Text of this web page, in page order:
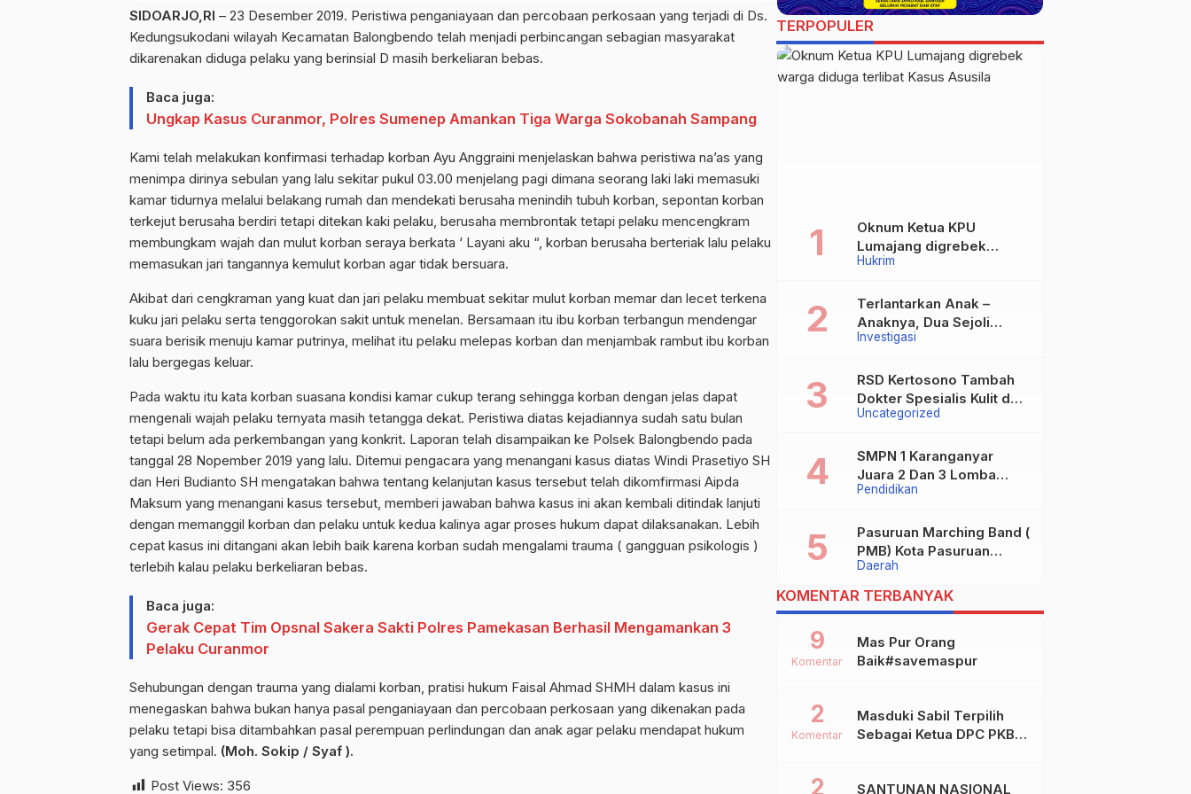
SIDOARJO,RI – 23 Desember 2019. Peristiwa penganiayaan dan percobaan perkosaan yang terjadi di Ds.
Kedungsukodani wilayah Kecamatan Balongbendo telah menjadi perbincangan sebagian masyarakat
dikarenakan diduga pelaku yang berinsial D masih berkeliaran bebas.
Baca juga:
Ungkap Kasus Curanmor, Polres Sumenep Amankan Tiga Warga Sokobanah Sampang
Kami telah melakukan konfirmasi terhadap korban Ayu Anggraini menjelaskan bahwa peristiwa na’as yang
menimpa dirinya sebulan yang lalu sekitar pukul 03.00 menjelang pagi dimana seorang laki laki memasuki
kamar tidurnya melalui belakang rumah dan mendekati berusaha menindih tubuh korban, sepontan korban
terkejut berusaha berdiri tetapi ditekan kaki pelaku, berusaha membrontak tetapi pelaku mencengkram
membungkam wajah dan mulut korban seraya berkata ‘ Layani aku “, korban berusaha berteriak lalu pelaku
memasukan jari tangannya kemulut korban agar tidak bersuara.
Akibat dari cengkraman yang kuat dan jari pelaku membuat sekitar mulut korban memar dan lecet terkena
kuku jari pelaku serta tenggorokan sakit untuk menelan. Bersamaan itu ibu korban terbangun mendengar
suara berisik menuju kamar putrinya, melihat itu pelaku melepas korban dan menjambak rambut ibu korban
lalu bergegas keluar.
Pada waktu itu kata korban suasana kondisi kamar cukup terang sehingga korban dengan jelas dapat
mengenali wajah pelaku ternyata masih tetangga dekat. Peristiwa diatas kejadiannya sudah satu bulan
tetapi belum ada perkembangan yang konkrit. Laporan telah disampaikan ke Polsek Balongbendo pada
tanggal 28 Nopember 2019 yang lalu. Ditemui pengacara yang menangani kasus diatas Windi Prasetiyo SH
dan Heri Budianto SH mengatakan bahwa tentang kelanjutan kasus tersebut telah dikomfirmasi Aipda
Maksum yang menangani kasus tersebut, memberi jawaban bahwa kasus ini akan kembali ditindak lanjuti
dengan memanggil korban dan pelaku untuk kedua kalinya agar proses hukum dapat dilaksanakan. Lebih
cepat kasus ini ditangani akan lebih baik karena korban sudah mengalami trauma ( gangguan psikologis )
terlebih kalau pelaku berkeliaran bebas.
Baca juga:
Gerak Cepat Tim Opsnal Sakera Sakti Polres Pamekasan Berhasil Mengamankan 3
Pelaku Curanmor
Sehubungan dengan trauma yang dialami korban, pratisi hukum Faisal Ahmad SHMH dalam kasus ini
menegaskan bahwa bukan hanya pasal penganiayaan dan percobaan perkosaan yang dikenakan pada
pelaku tetapi bisa ditambahkan pasal perempuan perlindungan dan anak agar pelaku mendapat hukum
yang setimpal. (Moh. Sokip / Syaf ).
Post Views: 356
TERPOPULER
Hukrim
Oknum Ketua KPU
Lumajang digrebek
warga diduga terlibat
Investigasi
Terlantarkan Anak –
Anaknya, Dua Sejoli
Tanpa Ikatan Pernikahan
Geger Madiun dan
Maospati Magetan Siap
digugat ?
Uncategorized
RSD Kertosono Tambah
Dokter Spesialis Kulit dan
Kelamin
Pendidikan
SMPN 1 Karanganyar
Juara 2 Dan 3 Lomba
Kaligrafi Tingkat
Daerah
Pasuruan Marching Band (
PMB) Kota Pasuruan
Akhirnya Raih Dua Gelar
Juara Dalam Kejurprov
Jatim 2024
KOMENTAR TERBANYAK
Mas Pur Orang
Baik#savemaspur
9
Komentar
Masduki Sabil Terpilih
Sebagai Ketua DPC PKB
2
Komentar
SANTUNAN NASIONAL
2